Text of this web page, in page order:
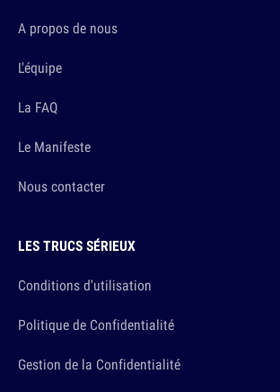
A propos de nous
L'équipe
La FAQ
Le Manifeste
Nous contacter
LES TRUCS SÉRIEUX
Conditions d'utilisation
Politique de Confidentialité
Gestion de la Confidentialité